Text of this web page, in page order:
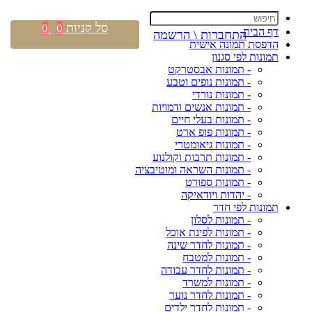
דף הבית
הדפסת תמונה אישית
תמונות לפי סגנון
- תמונות אבסטרקט
- תמונות נופים וטבע
- תמונות נורדי
- תמונות אנשים ודמויות
- תמונות בעלי חיים
- תמונות פופ ארט
- תמונות גיאומטרי
- תמונות תרבות וקולנוע
- תמונות השראה ומוטיבציה
- תמונות ספורט
- יהדות ויודאיקה
תמונות לפי חדר
- תמונות לסלון
- תמונות לפינת אוכל
- תמונות לחדר שינה
- תמונות למטבח
- תמונות לחדר עבודה
- תמונות למשרד
- תמונות לחדר נוער
- תמונות לחדר ילדים
התחברות \ הרשמה סל קניות 0
0